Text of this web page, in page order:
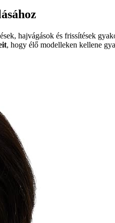
hajvágások és frissítések
, hogy élő modelleken kellene